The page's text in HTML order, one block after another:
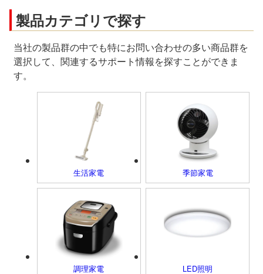
製品カテゴリで探す
当社の製品群の中でも特にお問い合わせの多い商品群を
選択して、関連するサポート情報を探すことができま
す。
生活家電 季節家電
調理家電 LED照明